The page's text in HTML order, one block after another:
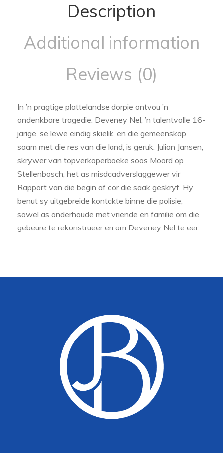
Description
Additional information
Reviews (0)
In ’n pragtige plattelandse dorpie ontvou ’n
ondenkbare tragedie. Deveney Nel, ’n talentvolle 16-
jarige, se lewe eindig skielik, en die gemeenskap,
saam met die res van die land, is geruk. Julian Jansen,
skrywer van topverkoperboeke soos Moord op
Stellenbosch, het as misdaadverslaggewer vir
Rapport van die begin af oor die saak geskryf. Hy
benut sy uitgebreide kontakte binne die polisie,
sowel as onderhoude met vriende en familie om die
gebeure te rekonstrueer en om Deveney Nel te eer.